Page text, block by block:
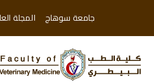
جامعة سوهاج المجلة